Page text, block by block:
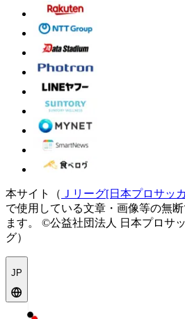
本サイト（ Ｊリーグ[日本プロサッ
で使用している文章・画像等の無
ます。
©公益社団法人 日本プロサ
グ）
JP